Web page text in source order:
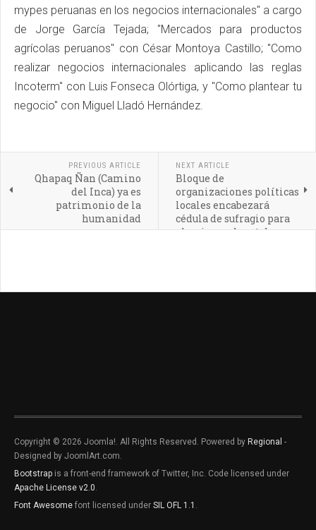
mypes peruanas en los negocios internacionales" a cargo
de Jorge García Tejada; "Mercados para productos
agrícolas peruanos" con César Montoya Castillo; "Como
realizar negocios internacionales aplicando las reglas
Incoterm" con Luis Fonseca Olórtiga, y "Como plantear tu
negocio" con Miguel Lladó Hernández.
PREVIOUS ARTICLE
Qhapaq Ñan (Camino
del Inca) ya es
patrimonio de la
humanidad
NEXT ARTICLE
Bloque de
organizaciones políticas
locales encabezará
cédula de sufragio para
elecciones de octubre
Copyright © 2026 Joomla!. All Rights Reserved. Powered by Regional -
Designed by JoomlArt.com.
Bootstrap is a front-end framework of Twitter, Inc. Code licensed under
Apache License v2.0.
Font Awesome font licensed under SIL OFL 1.1 .